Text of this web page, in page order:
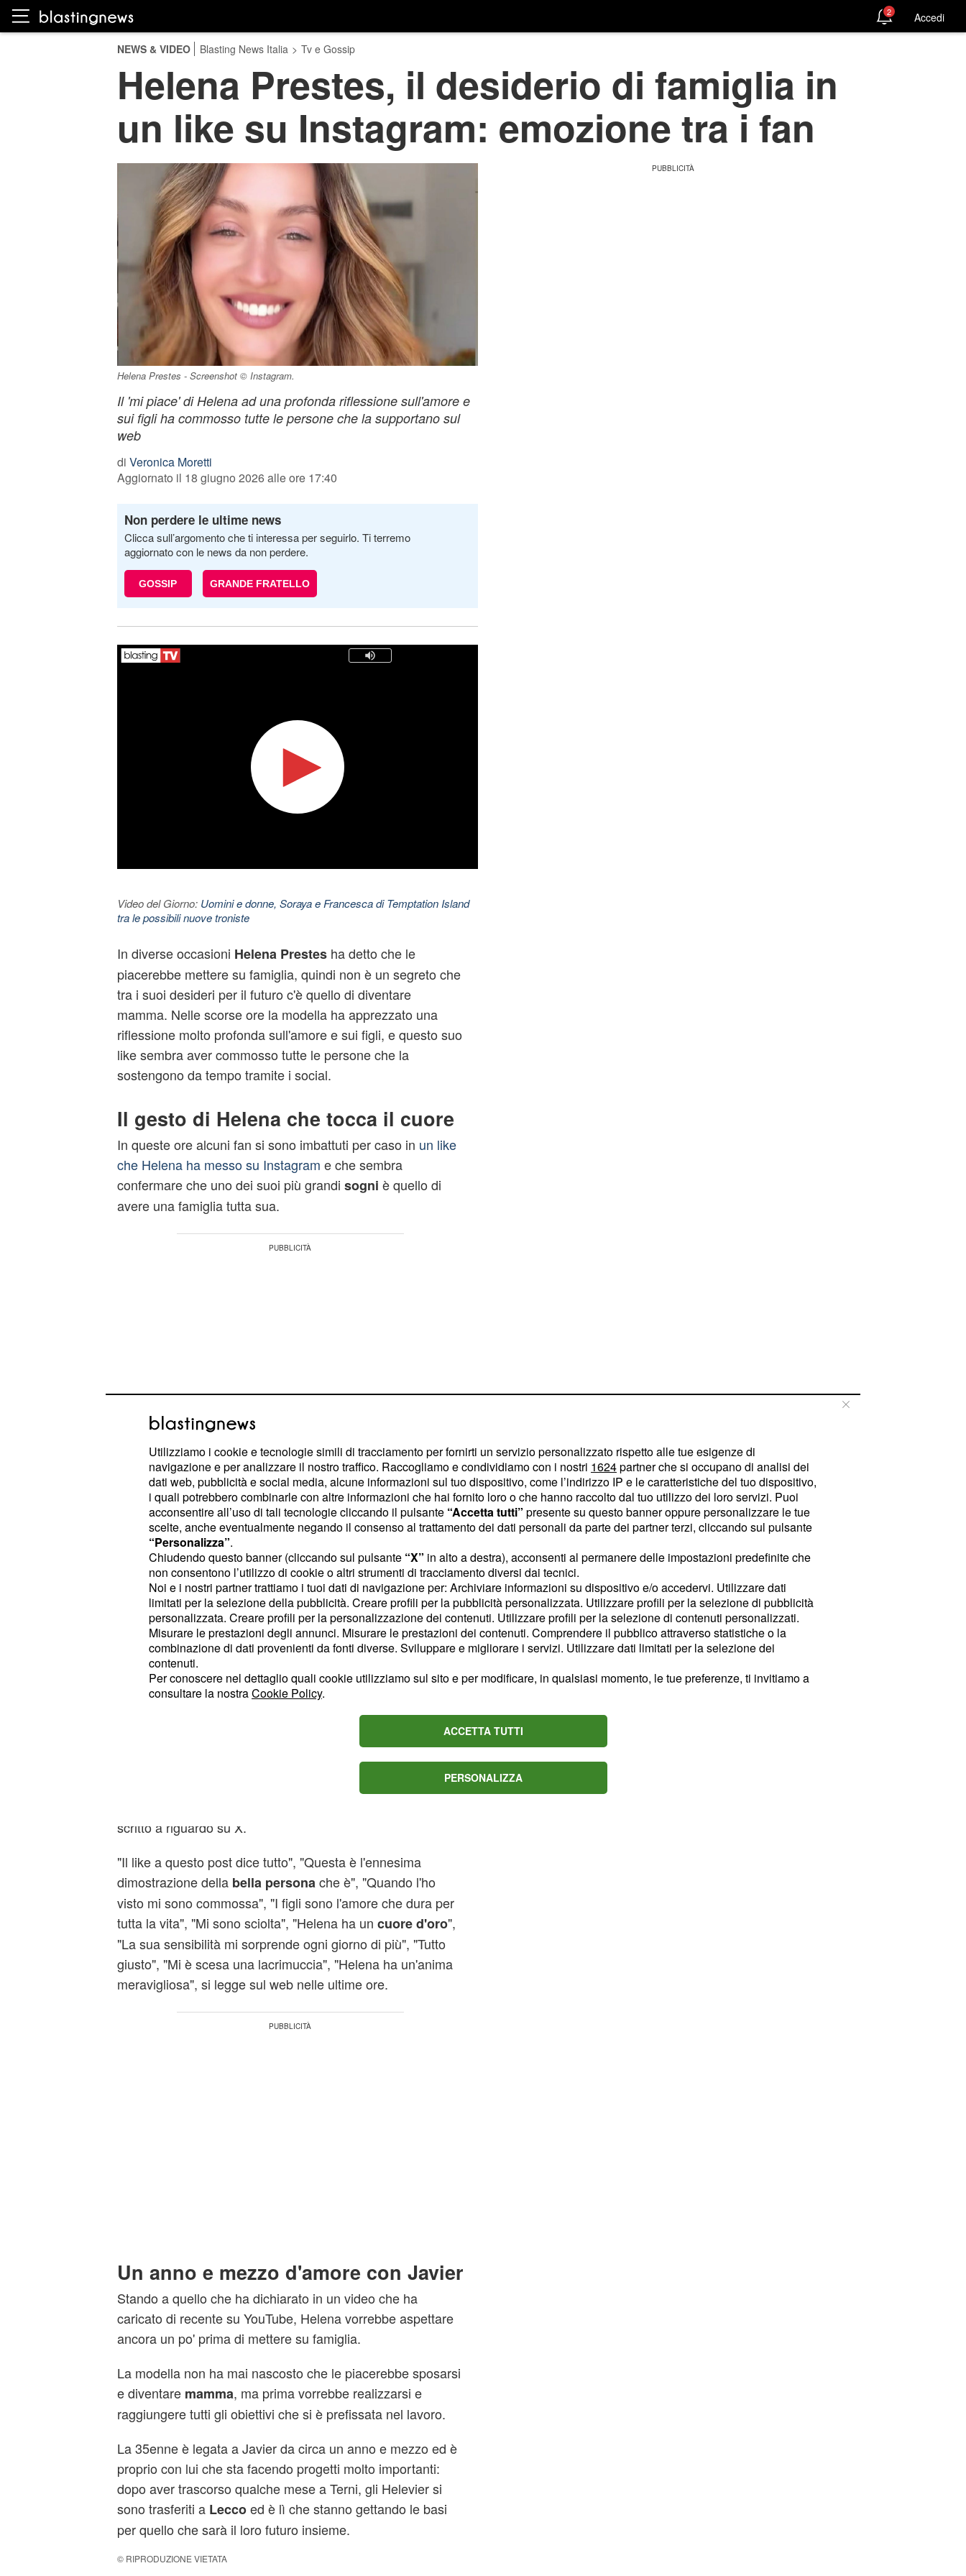
2 Accedi
NEWS & VIDEO Blasting News Italia > Tv e Gossip
Helena Prestes, il desiderio di famiglia in
un like su Instagram: emozione tra i fan
Helena Prestes - Screenshot © Instagram.
Il 'mi piace' di Helena ad una profonda riflessione sull'amore e
sui figli ha commosso tutte le persone che la supportano sul
web
di Veronica Moretti
Aggiornato il 18 giugno 2026 alle ore 17:40
Non perdere le ultime news
Clicca sull’argomento che ti interessa per seguirlo. Ti terremo
aggiornato con le news da non perdere.
GOSSIP GRANDE FRATELLO
Video del Giorno: Uomini e donne, Soraya e Francesca di Temptation Island
tra le possibili nuove troniste
In diverse occasioni Helena Prestesha detto che le
piacerebbe mettere su famiglia, quindi non è un segreto che
tra i suoi desideri per il futuro c'è quello di diventare
mamma. Nelle scorse ore la modella ha apprezzato una
riflessione molto profonda sull'amore e sui figli, e questo suo
like sembra aver commosso tutte le persone che la
sostengono da tempo tramite i social.
Il gesto di Helena che tocca il cuore
In queste ore alcuni fan si sono imbattuti per caso in un like
che Helena ha messo su Instagram e che sembra
confermare che uno dei suoi più grandi sogni è quello di
avere una famiglia tutta sua.
"Non è mai stata solo una questione di avere figli. La
questione èamare qualcuno così tanto da volere che si
moltiplichinel mondo", è la riflessione che Prestes ha
apprezzato di recente sui social.
Questo gesto della modella ha toccato il cuore delle persone
che la seguono da tanto tempo, soprattutto di quelle che
sanno cosa desidera la 35enne per il suo futuro.
Il like a questo post dice tutto ..!!! (Stavo scrollando su ig )
pic.twitter.com/ZcuuQzvD5J
Questa mossa di Helena ha emozionato tutti i suoi fan, e ciò
scritto a riguardo su X.
"Il like a questo post dice tutto", "Questa è l'ennesima
dimostrazione della bella persona che è", "Quando l'ho
visto mi sono commossa", "I figli sono l'amore che dura per
tutta la vita", "Mi sono sciolta", "Helena ha un cuore d'oro",
"La sua sensibilità mi sorprende ogni giorno di più", "Tutto
giusto", "Mi è scesa una lacrimuccia", "Helena ha un'anima
meravigliosa", si legge sul web nelle ultime ore.
Un anno e mezzo d'amore con Javier
Stando a quello che ha dichiarato in un video che ha
caricato di recente su YouTube, Helena vorrebbe aspettare
ancora un po' prima di mettere su famiglia.
La modella non ha mai nascosto che le piacerebbe sposarsi
e diventare mamma, ma prima vorrebbe realizzarsi e
raggiungere tutti gli obiettivi che si è prefissata nel lavoro.
La 35enne è legata a Javier da circa un anno e mezzo ed è
proprio con lui che sta facendo progetti molto importanti:
dopo aver trascorso qualche mese a Terni, gli Helevier si
sono trasferiti a Leccoed è lì che stanno gettando le basi
per quello che sarà il loro futuro insieme.
© RIPRODUZIONE VIETATA
Utilizziamo i cookie e tecnologie simili di tracciamento per fornirti un servizio personalizzato rispetto alle tue esigenze di
navigazione e per analizzare il nostro traffico. Raccogliamo e condividiamo con i nostri 1624partner che si occupano di analisi dei
dati web, pubblicità e social media, alcune informazioni sul tuo dispositivo, come l’indirizzo IP e le caratteristiche del tuo dispositivo,
i quali potrebbero combinarle con altre informazioni che hai fornito loro o che hanno raccolto dal tuo utilizzo dei loro servizi. Puoi
acconsentire all’uso di tali tecnologie cliccando il pulsante “Accetta tutti” presente su questo banner oppure personalizzare le tue
scelte, anche eventualmente negando il consenso al trattamento dei dati personali da parte dei partner terzi, cliccando sul pulsante
“Personalizza”.
Chiudendo questo banner (cliccando sul pulsante “X” in alto a destra), acconsenti al permanere delle impostazioni predefinite che
non consentono l’utilizzo di cookie o altri strumenti di tracciamento diversi dai tecnici.
Noi e i nostri partner trattiamo i tuoi dati di navigazione per: Archiviare informazioni su dispositivo e/o accedervi. Utilizzare dati
limitati per la selezione della pubblicità. Creare profili per la pubblicità personalizzata. Utilizzare profili per la selezione di pubblicità
personalizzata. Creare profili per la personalizzazione dei contenuti. Utilizzare profili per la selezione di contenuti personalizzati.
Misurare le prestazioni degli annunci. Misurare le prestazioni dei contenuti. Comprendere il pubblico attraverso statistiche o la
combinazione di dati provenienti da fonti diverse. Sviluppare e migliorare i servizi. Utilizzare dati limitati per la selezione dei
contenuti.
Per conoscere nel dettaglio quali cookie utilizziamo sul sito e per modificare, in qualsiasi momento, le tue preferenze, ti invitiamo a
consultare la nostraCookie Policy.
ACCETTA TUTTI
PERSONALIZZA